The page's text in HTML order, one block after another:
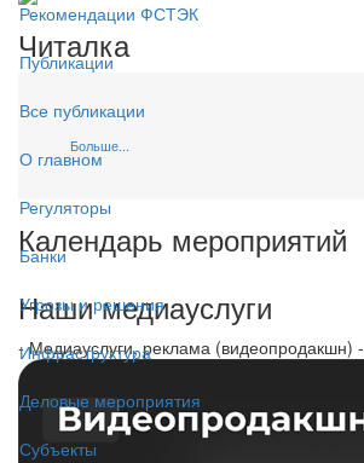
Рекомендации ФСТЭК
Публикации
Все публикации
О главном
Регуляторы
Банки
Угрозы и решения
Инфраструктура
Деловые мероприятия
Субъекты
Читалка
Больше...
Календарь мероприятий
Наши медиауслуги
- Медиауслуги, реклама (видеопродакшн) -